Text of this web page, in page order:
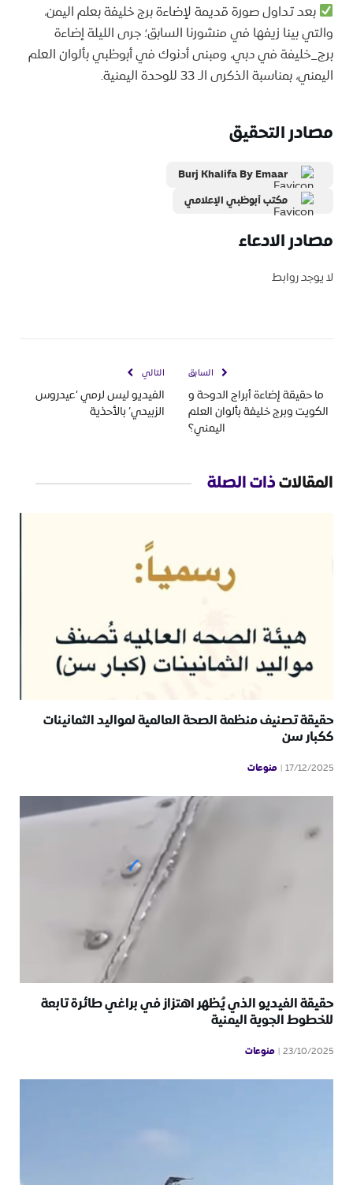
بعد تداول صورة قديمة لإضاءة برج خليفة بعلم اليمن،
والتي بينا زيفها في منشورنا السابق؛ جرى الليلة إضاءة
برج_خليفة في دبي، ومبنى أدنوك في أبوظبي بألوان العلم
اليمني، بمناسبة الذكرى الـ 33 للوحدة اليمنية.
مصادر التحقيق
Burj Khalifa By Emaar
مكتب أبوظبي الإعلامي
مصادر الادعاء
لا يوجد روابط
السابق
ما حقيقة إضاءة أبراج الدوحة و
الكويت وبرج خليفة بألوان العلم
اليمني؟
التالي
الفيديو ليس لرمي ‘عيدروس
الزبيدي’ بالأحذية
المقالاتذات الصلة
حقيقة تصنيف منظمة الصحة العالمية لمواليد الثمانينات
ككبار سن
17/12/2025 منوعات
حقيقة الفيديو الذي يُظهر اهتزاز في براغي طائرة تابعة
للخطوط الجوية اليمنية
23/10/2025 منوعات